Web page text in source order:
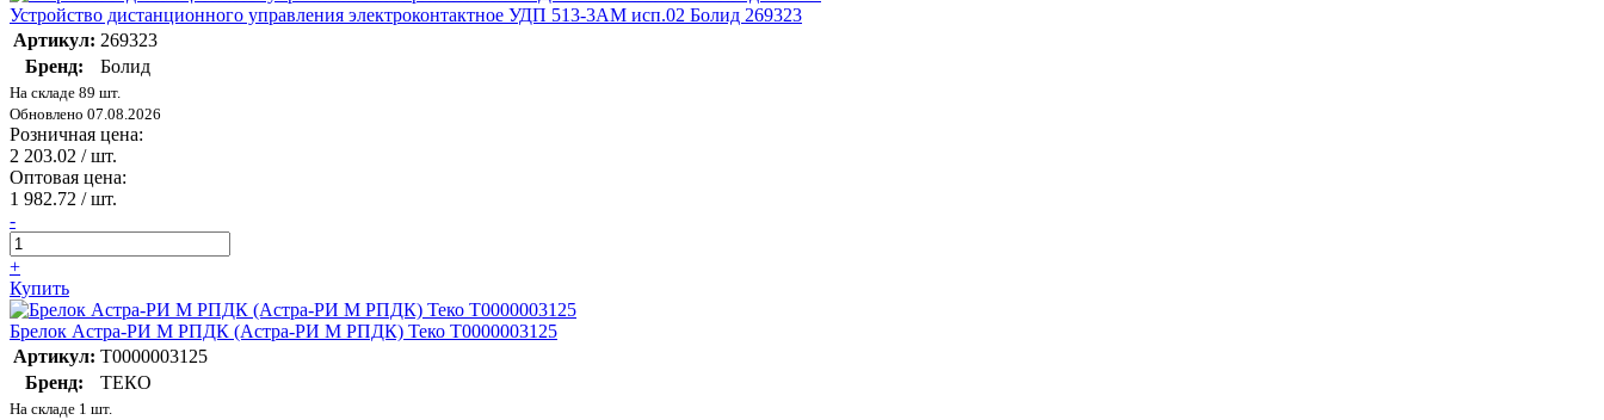
Устройство дистанционного управления электроконтактное УДП 513-3АМ исп.02 Болид 269323
Артикул: 269323
Бренд:
Болид
На складе 89 шт.
Обновлено 07.08.2026
Розничная цена:
2 203.02 / шт.
Оптовая цена:
1 982.72 / шт.
-
+
Купить
Брелок Астра-РИ М РПДК (Астра-РИ М РПДК) Теко Т0000003125
Артикул: Т0000003125
Бренд:
ТЕКО
На складе 1 шт.